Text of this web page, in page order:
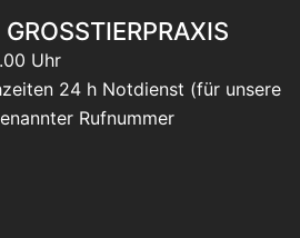
Uhr
24 h Notdienst (für unsere
Rufnummer